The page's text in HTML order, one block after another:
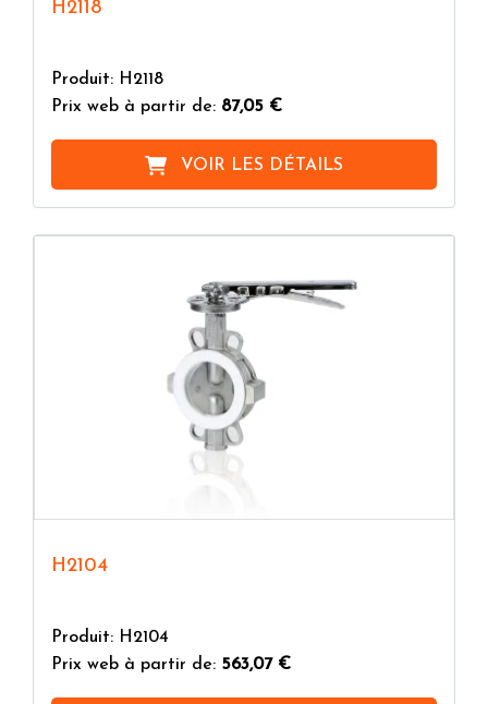
H2118
Produit: H2118
Prix web à partir de: 87,05 €
VOIR LES DÉTAILS
H2104
Produit: H2104
Prix web à partir de: 563,07 €